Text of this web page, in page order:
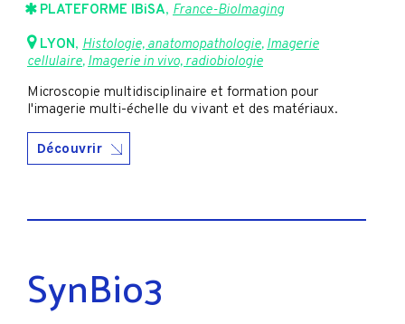
PLATEFORME IBiSA, France-BioImaging
LYON, Histologie, anatomopathologie, Imagerie
cellulaire, Imagerie in vivo, radiobiologie
Microscopie multidisciplinaire et formation pour
l'imagerie multi-échelle du vivant et des matériaux.
Découvrir
SynBio3